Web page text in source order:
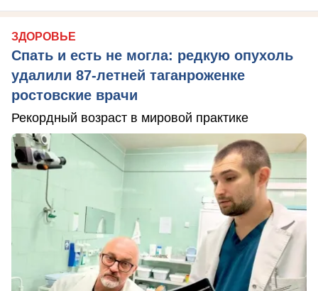
ЗДОРОВЬЕ
Спать и есть не могла: редкую опухоль
удалили 87-летней таганроженке
ростовские врачи
Рекордный возраст в мировой практике